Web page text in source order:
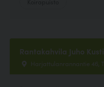
Rantakahvila Juho Kusti
Harjattulanrannantie 46,